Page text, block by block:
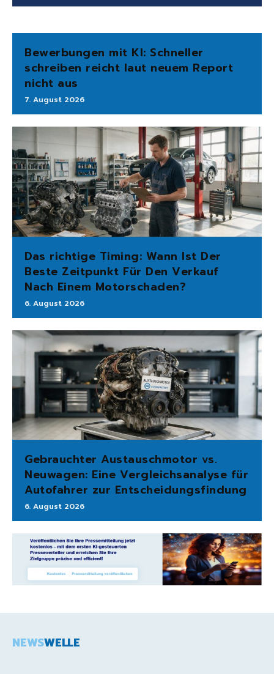
Bewerbungen mit KI: Schneller
schreiben reicht laut neuem Report
nicht aus
7. August 2026
Das richtige Timing: Wann Ist Der
Beste Zeitpunkt Für Den Verkauf
Nach Einem Motorschaden?
6. August 2026
Gebrauchter Austauschmotor vs.
Neuwagen: Eine Vergleichsanalyse für
Autofahrer zur Entscheidungsfindung
6. August 2026
NEWSWELLE